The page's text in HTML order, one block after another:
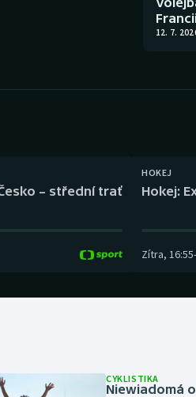
12. 7.
– střední trať
HOKEJ
Hokej:
Zítra, 16:55-
CYKLISTIKA
Niewiadomá